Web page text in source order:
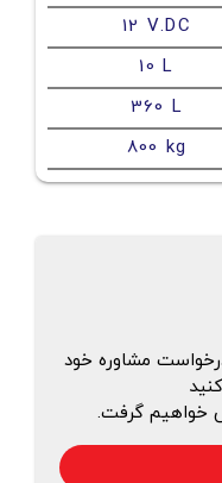
12 V.DC
10 L
360 L
800 kg
مشاوره خود
خواهیم گرفت.